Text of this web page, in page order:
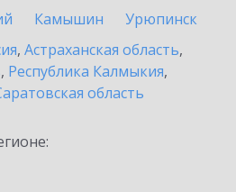
Камышин
Урюпинск
, Астраханская область,
, Республика Калмыкия,
область